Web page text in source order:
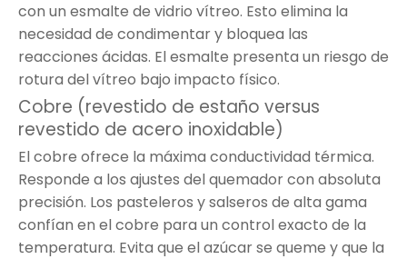
con un esmalte de vidrio vítreo. Esto elimina la
necesidad de condimentar y bloquea las
reacciones ácidas. El esmalte presenta un riesgo de
rotura del vítreo bajo impacto físico.
Cobre (revestido de estaño versus
revestido de acero inoxidable)
El cobre ofrece la máxima conductividad térmica.
Responde a los ajustes del quemador con absoluta
precisión. Los pasteleros y salseros de alta gama
confían en el cobre para un control exacto de la
temperatura. Evita que el azúcar se queme y que la